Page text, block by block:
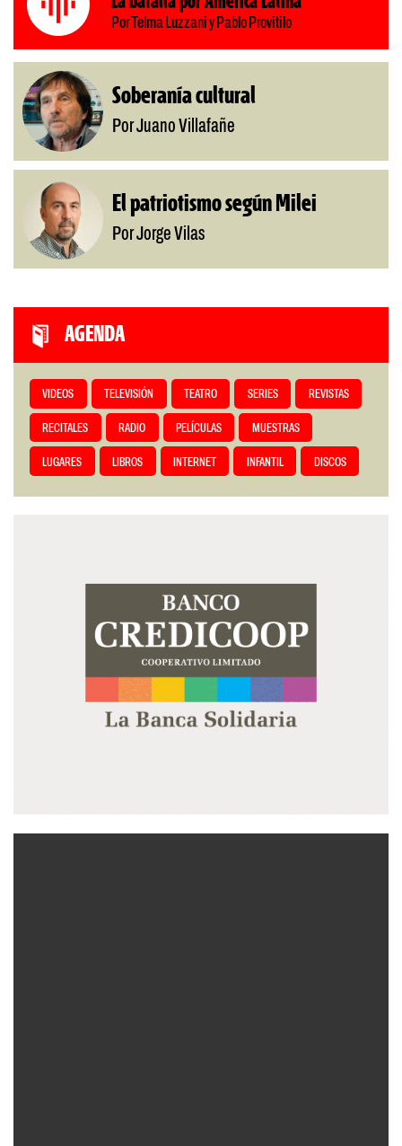
Por Telma Luzzani y Pablo Provitilo
Soberanía cultural
Por Juano Villafañe
El patriotismo según Milei
Por Jorge Vilas
AGENDA
VIDEOS TELEVISIÓN TEATRO SERIES REVISTAS
RECITALES RADIO PELÍCULAS MUESTRAS
LUGARES LIBROS INTERNET INFANTIL DISCOS